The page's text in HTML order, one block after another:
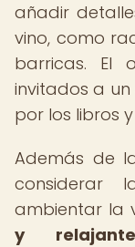
añadir
vino, como
barricas. El
invitados a
por los libros y
Además de
considerar
ambientar la
y